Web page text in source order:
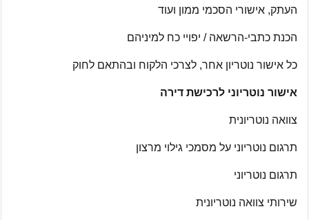
העתק, אישורי הסכמי ממון ועוד
הכנת כתבי-הרשאה / יפויי כח למיניהם
כל אישור נוטריון אחר, לצרכי הלקוח ובהתאם לחוק
אישור נוטריוני לרכישת דירה
צוואה נוטריונית
תרגום נוטריוני על מסמכי גילוי מרצון
תרגום נוטריוני
שירותי צוואה נוטריונית​